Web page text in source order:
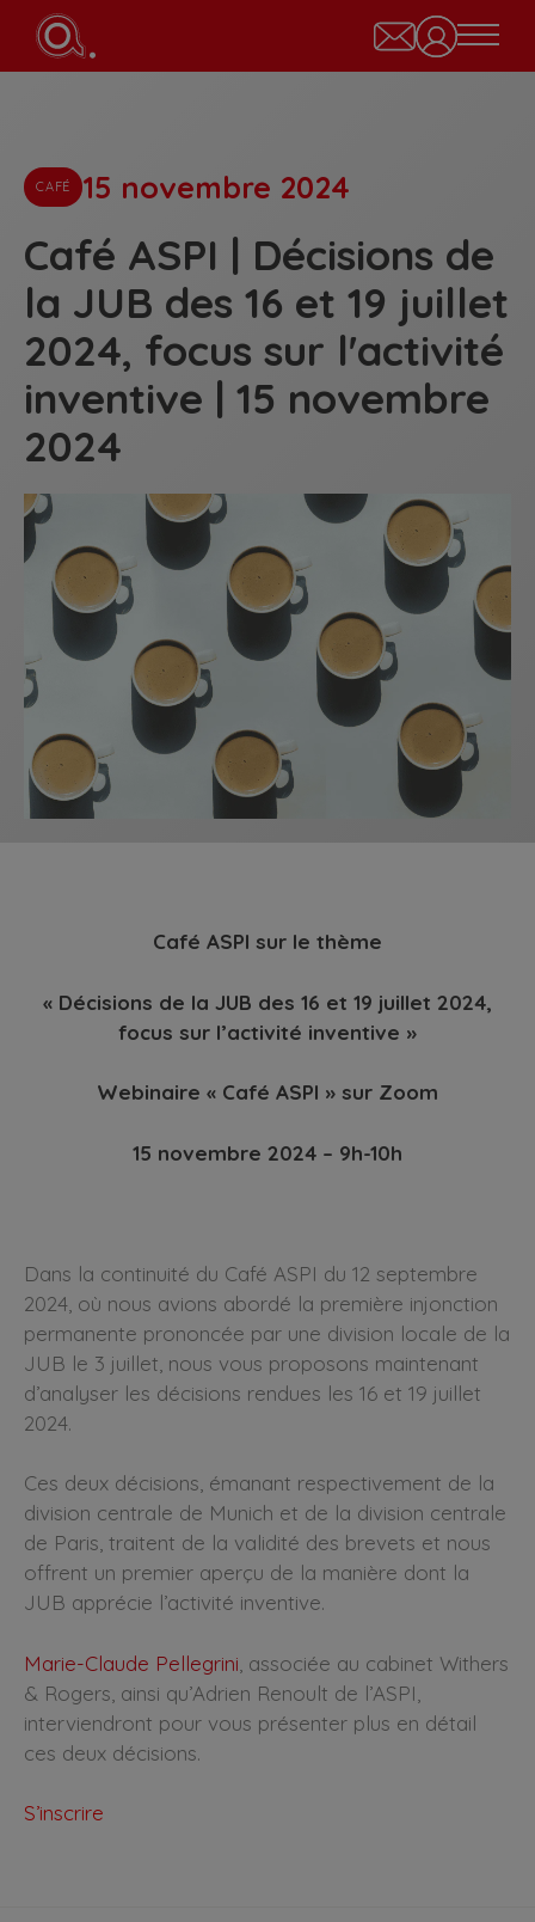
CAFÉ 15 novembre 2024
Café ASPI | Décisions de
la JUB des 16 et 19 juillet
2024, focus sur l'activité
inventive | 15 novembre
2024
Café ASPI sur le thème
« Décisions de la JUB des 16 et 19 juillet 2024,
focus sur l’activité inventive »
Webinaire « Café ASPI » sur Zoom
15 novembre 2024 – 9h-10h
Dans la continuité du Café ASPI du 12 septembre
2024, où nous avions abordé la première injonction
permanente prononcée par une division locale de la
JUB le 3 juillet, nous vous proposons maintenant
d’analyser les décisions rendues les 16 et 19 juillet
2024.
Ces deux décisions, émanant respectivement de la
division centrale de Munich et de la division centrale
de Paris, traitent de la validité des brevets et nous
offrent un premier aperçu de la manière dont la
JUB apprécie l’activité inventive.
Marie-Claude Pellegrini , associée au cabinet Withers
& Rogers, ainsi qu’Adrien Renoult de l’ASPI,
interviendront pour vous présenter plus en détail
ces deux décisions.
S’inscrire